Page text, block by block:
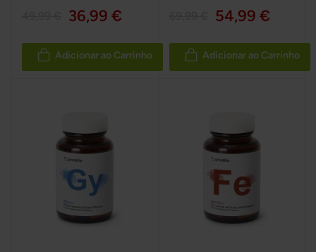
36,99 €
Adicionar ao Carrinho
54,99 €
Adicionar ao Carrinho